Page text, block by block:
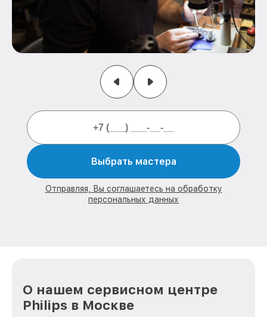
Выбрать мастера
Отправляя, Вы соглашаетесь на обработку
персональных данных
О нашем сервисном центре
Philips в Москве